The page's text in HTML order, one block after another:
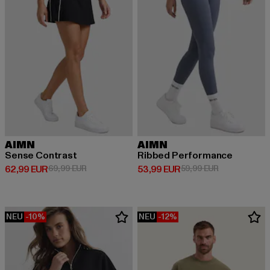
AIMN
Sense Contrast
62,99 EUR
Derzeitiger Preis: 62,99 EUR
69,99 EURAktionspreis: 69,99 EUR
AIMN
Ribbed Performance
53,99 EUR
Derzeitiger Preis: 53,99 EUR
59,99 EURAktionspreis:
NEU -10% NEU -12%